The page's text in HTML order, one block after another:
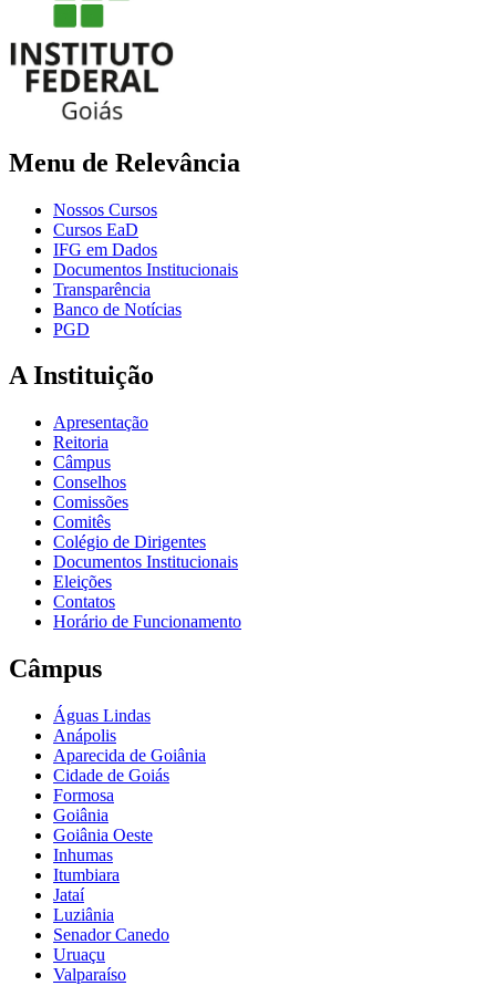
Menu de Relevância
Nossos Cursos
Cursos EaD
IFG em Dados
Documentos Institucionais
Transparência
Banco de Notícias
PGD
A Instituição
Apresentação
Reitoria
Câmpus
Conselhos
Comissões
Comitês
Colégio de Dirigentes
Documentos Institucionais
Eleições
Contatos
Horário de Funcionamento
Câmpus
Águas Lindas
Anápolis
Aparecida de Goiânia
Cidade de Goiás
Formosa
Goiânia
Goiânia Oeste
Inhumas
Itumbiara
Jataí
Luziânia
Senador Canedo
Uruaçu
Valparaíso